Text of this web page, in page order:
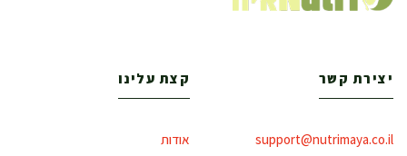
יצירת קשר
support@nutrimaya.co.il
קצת עלינו
אודות